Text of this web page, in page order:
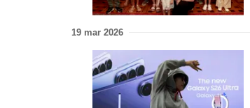
19 mar 2026